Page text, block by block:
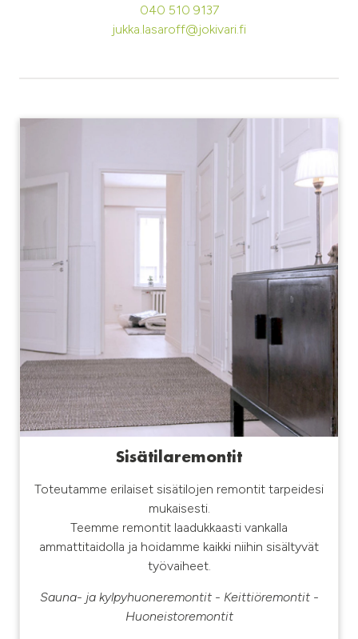
040 510 9137
jukka.lasaroff@jokivari.fi
Sisätilaremontit
Toteutamme erilaiset sisätilojen remontit tarpeidesi
mukaisesti.
Teemme remontit laadukkaasti vankalla
ammattitaidolla ja hoidamme kaikki niihin sisältyvät
työvaiheet.
Sauna- ja kylpyhuoneremontit - Keittiöremontit -
Huoneistoremontit